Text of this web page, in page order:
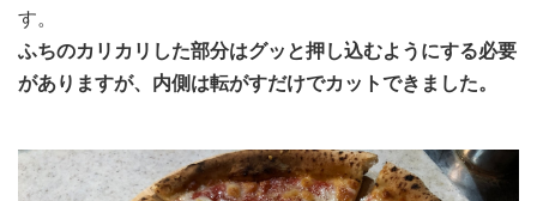
す。
ふちのカリカリした部分はグッと押し込むようにする必要
がありますが、内側は転がすだけでカットできました。